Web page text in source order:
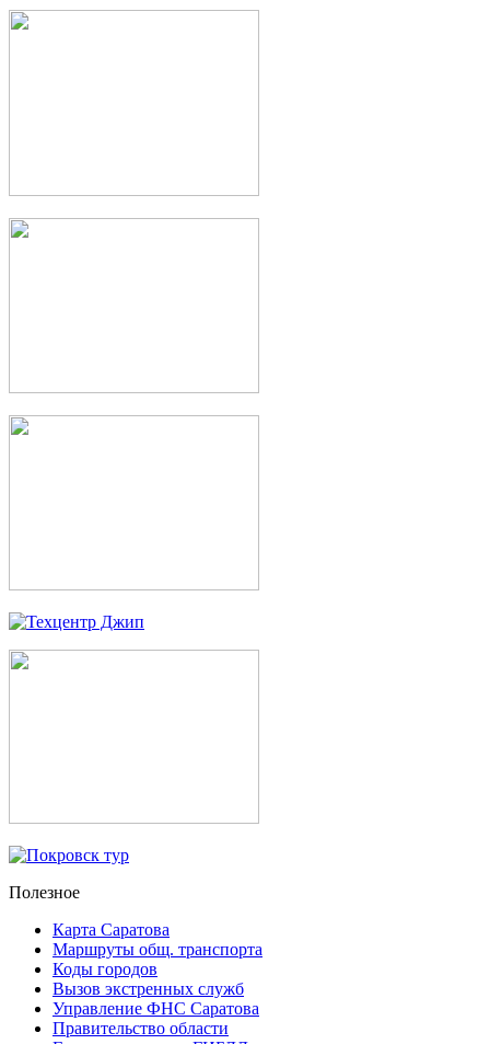
Полезное
Карта Саратова
Маршруты общ. транспорта
Коды городов
Вызов экстренных служб
Управление ФНС Саратова
Правительство области